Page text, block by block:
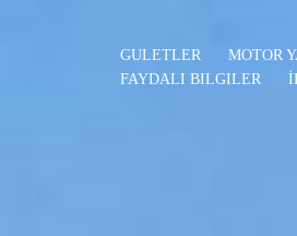
GULETLER MOTOR
FAYDALI BILGILER